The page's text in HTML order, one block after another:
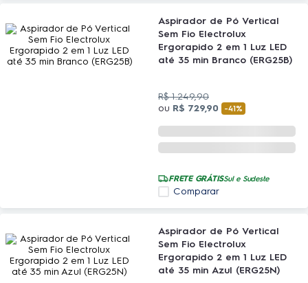
Aspirador de Pó Vertical
Sem Fio Electrolux
Ergorapido 2 em 1 Luz LED
até 35 min Branco (ERG25B)
R$ 1.249,90
ou R$ 729,90 -41%
FRETE GRÁTISSul e Sudeste
Comparar
Aspirador de Pó Vertical
Sem Fio Electrolux
Ergorapido 2 em 1 Luz LED
até 35 min Azul (ERG25N)